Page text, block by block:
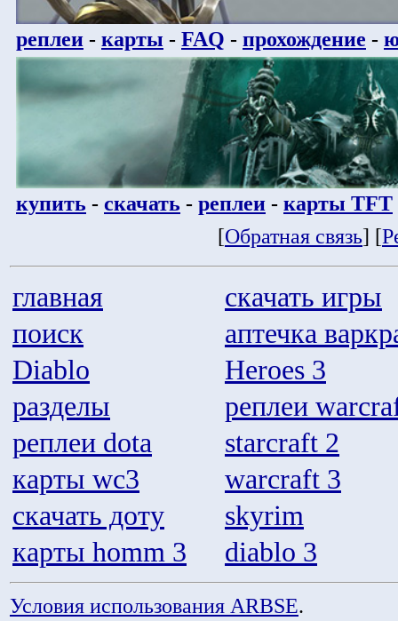
реплеи - карты - FAQ - прохождение -
купить - скачать - реплеи - карты TFT
[Обратная связь] [
главная
скачать игры
поиск
аптечка
Diablo
Heroes 3
разделы
реплеи
реплеи dota
starcraft 2
карты wc3
warcraft 3
скачать доту
skyrim
карты homm 3
diablo 3
Условия использования ARBSE.